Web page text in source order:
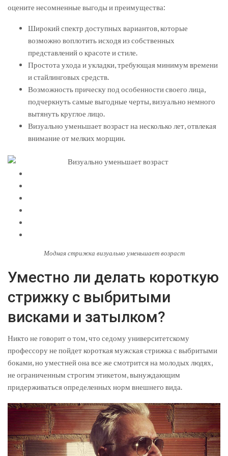
оцените несомненные выгоды и преимущества:
Широкий спектр доступных вариантов, которые
возможно воплотить исходя из собственных
представлений о красоте и стиле.
Простота ухода и укладки, требующая минимум времени
и стайлинговых средств.
Возможность прическу под особенности своего лица,
подчеркнуть самые выгодные черты, визуально немного
вытянуть круглое лицо.
Визуально уменьшает возраст на несколько лет, отвлекая
внимание от мелких морщин.
Модная стрижка визуально уменьшает возраст
Уместно ли делать короткую
стрижку с выбритыми
висками и затылком?
Никто не говорит о том, что седому университетскому
профессору не пойдет короткая мужская стрижка с выбритыми
боками, но уместней она все же смотрится на молодых людях,
не ограниченным строгим этикетом, вынуждающим
придерживаться определенных норм внешнего вида.